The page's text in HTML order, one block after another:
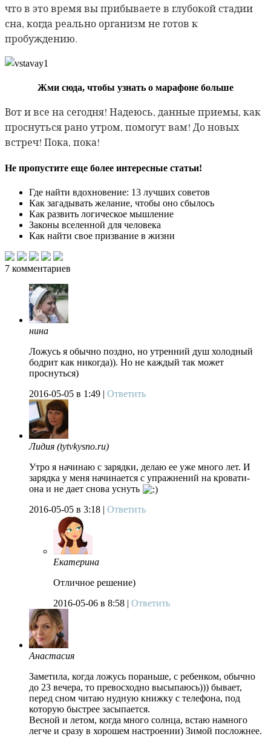
что в это время вы прибываете в глубокой стадии
сна, когда реально организм не готов к
пробуждению.
Жми сюда, чтобы узнать о марафоне больше
Вот и все на сегодня! Надеюсь, данные приемы, как
проснуться рано утром, помогут вам! До новых
встреч! Пока, пока!
Не пропустите еще более интересные статьи!
Где найти вдохновение: 13 лучших советов
Как загадывать желание, чтобы оно сбылось
Как развить логическое мышление
Законы вселенной для человека
Как найти свое призвание в жизни
7 комментариев
нина
Ложусь я обычно поздно, но утренний душ холодный
бодрит как никогда)). Но не каждый так может
проснуться)
2016-05-05 в 1:49 | Ответить
Лидия (tytvkysno.ru)
Утро я начинаю с зарядки, делаю ее уже много лет. И
зарядка у меня начинается с упражнений на кровати-
она и не дает снова уснуть
2016-05-05 в 3:18 | Ответить
Екатерина
Отличное решение)
2016-05-06 в 8:58 | Ответить
Анастасия
Заметила, когда ложусь пораньше, с ребенком, обычно
до 23 вечера, то превосходно высыпаюсь))) бывает,
перед сном читаю нудную книжку с телефона, под
которую быстрее засыпается.
Весной и летом, когда много солнца, встаю намного
легче и сразу в хорошем настроении) Зимой посложнее.